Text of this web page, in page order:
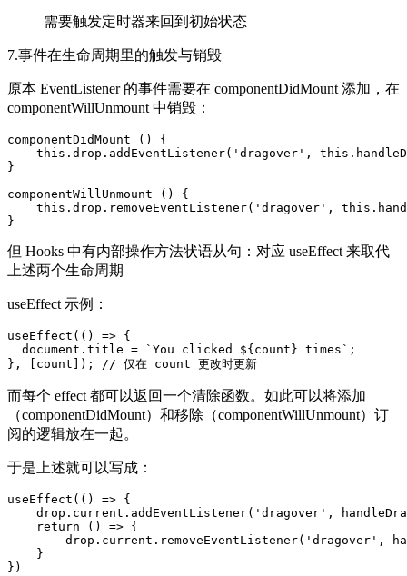
需要触发定时器来回到初始状态
7.事件在生命周期里的触发与销毁
原本 EventListener 的事件需要在 componentDidMount 添加，在
componentWillUnmount 中销毁：
componentDidMount () {
this.drop.addEventListener('dragover',
}
componentWillUnmount () {
this.drop.removeEventListener('dragover',
}
但 Hooks 中有内部操作方法状语从句：对应 useEffect 来取代
上述两个生命周期
useEffect 示例：
useEffect(() => {
  document.title = `You clicked ${count} times`;
}, [count]); // 仅在 count 更改时更新
而每个 effect 都可以返回一个清除函数。如此可以将添加
（componentDidMount）和移除（componentWillUnmount）订
阅的逻辑放在一起。
于是上述就可以写成：
useEffect(() => {
drop.current.addEventListener('dragover',
    return () => {
drop.current.removeEventListener('dragover',
    }
})